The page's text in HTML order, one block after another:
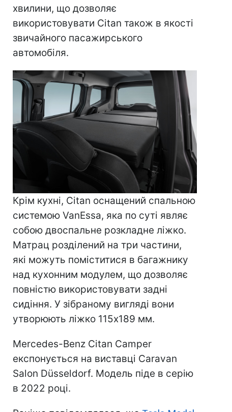
хвилини, що дозволяє
використовувати Citan також в якості
звичайного пасажирського
автомобіля.
Крім кухні, Citan оснащений спальною
системою VanEssa, яка по суті являє
собою двоспальне розкладне ліжко.
Матрац розділений на три частини,
які можуть поміститися в багажнику
над кухонним модулем, що дозволяє
повністю використовувати задні
сидіння. У зібраному вигляді вони
утворюють ліжко 115х189 мм.
Mercedes-Benz Citan Camper
експонується на виставці Caravan
Salon Düsseldorf. Модель піде в серію
в 2022 році.